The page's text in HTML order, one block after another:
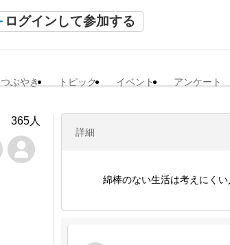
ログインして参加する
つぶやき トピック イベント アンケート
詳細
綿棒のない生活は考えにくい
365人